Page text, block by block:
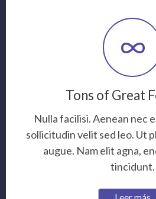
Tons of Great
Nulla facilisi. Aenean nec
sollicitudin velit sed leo. Ut
augue. Nam elit agna,
tincidunt.